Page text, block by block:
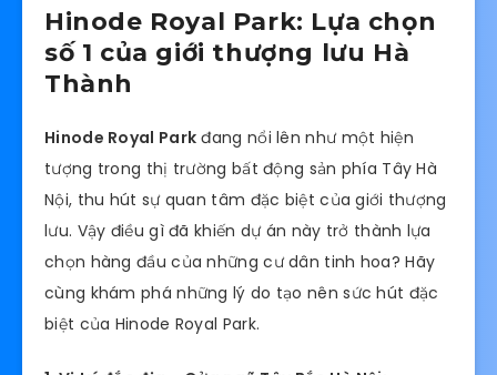
Hinode Royal Park: Lựa chọn
số 1 của giới thượng lưu Hà
Thành
Hinode Royal Park đang nổi lên như một hiện
tượng trong thị trường bất động sản phía Tây Hà
Nội, thu hút sự quan tâm đặc biệt của giới thượng
lưu. Vậy điều gì đã khiến dự án này trở thành lựa
chọn hàng đầu của những cư dân tinh hoa? Hãy
cùng khám phá những lý do tạo nên sức hút đặc
biệt của Hinode Royal Park.